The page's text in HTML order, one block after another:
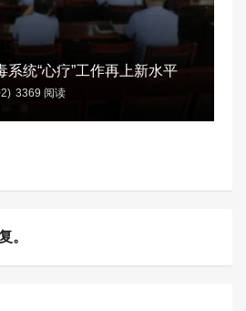
系统“心疗”工作再上新水平
3369 阅读
。